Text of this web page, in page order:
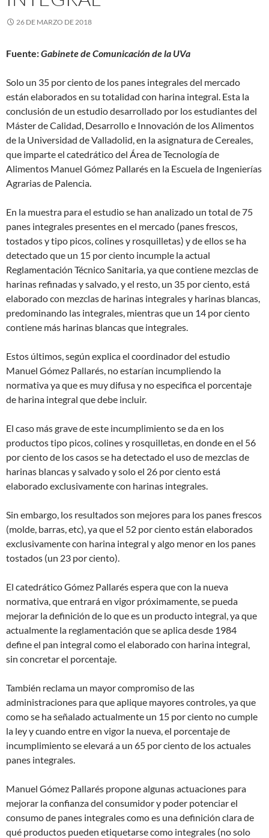
26 DE MARZO DE 2018
Fuente:Gabinete de Comunicación de la UVa
Solo un 35 por ciento de los panes integrales del mercado
están elaborados en su totalidad con harina integral. Esta la
conclusión de un estudio desarrollado por los estudiantes del
Máster de Calidad, Desarrollo e Innovación de los Alimentos
de la Universidad de Valladolid, en la asignatura de Cereales,
que imparte el catedrático del Área de Tecnología de
Alimentos Manuel Gómez Pallarés en la Escuela de Ingenierías
Agrarias de Palencia.
En la muestra para el estudio se han analizado un total de 75
panes integrales presentes en el mercado (panes frescos,
tostados y tipo picos, colines y rosquilletas) y de ellos se ha
detectado que un 15 por ciento incumple la actual
Reglamentación Técnico Sanitaria, ya que contiene mezclas de
harinas refinadas y salvado, y el resto, un 35 por ciento, está
elaborado con mezclas de harinas integrales y harinas blancas,
predominando las integrales, mientras que un 14 por ciento
contiene más harinas blancas que integrales.
Estos últimos, según explica el coordinador del estudio
Manuel Gómez Pallarés, no estarían incumpliendo la
normativa ya que es muy difusa y no especifica el porcentaje
de harina integral que debe incluir.
El caso más grave de este incumplimiento se da en los
productos tipo picos, colines y rosquilletas, en donde en el 56
por ciento de los casos se ha detectado el uso de mezclas de
harinas blancas y salvado y solo el 26 por ciento está
elaborado exclusivamente con harinas integrales.
Sin embargo, los resultados son mejores para los panes frescos
(molde, barras, etc), ya que el 52 por ciento están elaborados
exclusivamente con harina integral y algo menor en los panes
tostados (un 23 por ciento).
El catedrático Gómez Pallarés espera que con la nueva
normativa, que entrará en vigor próximamente, se pueda
mejorar la definición de lo que es un producto integral, ya que
actualmente la reglamentación que se aplica desde 1984
define el pan integral como el elaborado con harina integral,
sin concretar el porcentaje.
También reclama un mayor compromiso de las
administraciones para que aplique mayores controles, ya que
como se ha señalado actualmente un 15 por ciento no cumple
la ley y cuando entre en vigor la nueva, el porcentaje de
incumplimiento se elevará a un 65 por ciento de los actuales
panes integrales.
Manuel Gómez Pallarés propone algunas actuaciones para
mejorar la confianza del consumidor y poder potenciar el
consumo de panes integrales como es una definición clara de
qué productos pueden etiquetarse como integrales (no solo